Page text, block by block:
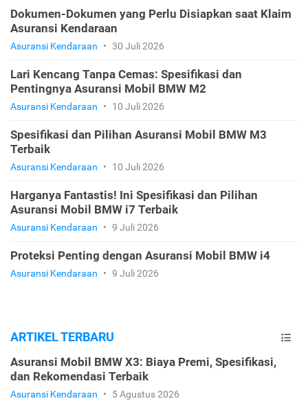
Dokumen-Dokumen yang Perlu Disiapkan saat Klaim
Asuransi Kendaraan
Asuransi Kendaraan • 30 Juli 2026
Lari Kencang Tanpa Cemas: Spesifikasi dan
Pentingnya Asuransi Mobil BMW M2
Asuransi Kendaraan • 10 Juli 2026
Spesifikasi dan Pilihan Asuransi Mobil BMW M3
Terbaik
Asuransi Kendaraan • 10 Juli 2026
Harganya Fantastis! Ini Spesifikasi dan Pilihan
Asuransi Mobil BMW i7 Terbaik
Asuransi Kendaraan • 9 Juli 2026
Proteksi Penting dengan Asuransi Mobil BMW i4
Asuransi Kendaraan • 9 Juli 2026
ARTIKEL TERBARU
Asuransi Mobil BMW X3: Biaya Premi, Spesifikasi,
dan Rekomendasi Terbaik
Asuransi Kendaraan • 5 Agustus 2026